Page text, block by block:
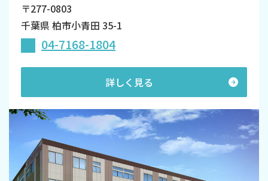
〒277-0803
千葉県 柏市小青田 35-1
04-7168-1804
詳しく見る